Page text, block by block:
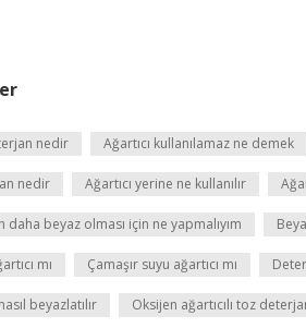
nedir Ağartıcı kullanılamaz ne demek
nedir Ağartıcı yerine ne kullanılır
daha beyaz olması için ne yapmalıyım
mı Çamaşır suyu ağartıcı mı
beyazlatılır Oksijen ağartıcılı toz